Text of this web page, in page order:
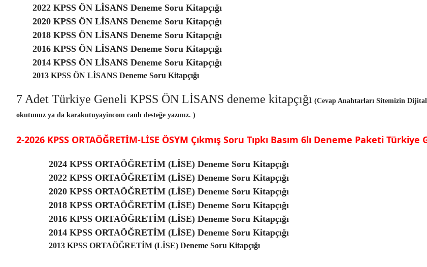
2022 KPSS ÖN LİSANS Deneme Soru Kitapçığı
2020 KPSS ÖN LİSANS Deneme Soru Kitapçığı
2018 KPSS ÖN LİSANS Deneme Soru Kitapçığı
2016 KPSS ÖN LİSANS Deneme Soru Kitapçığı
2014 KPSS ÖN LİSANS Deneme Soru Kitapçığı
2013 KPSS ÖN LİSANS Deneme Soru Kitapçığı
7 Adet Türkiye Geneli KPSS ÖN LİSANS deneme kitapçığı (Cevap Anahtarları Sitemizin
okutunuz ya da karakutuyayincom canlı desteğe yazınız. )
2-2026 KPSS ORTAÖĞRETİM-LİSE ÖSYM Çıkmış Soru Tıpkı Basım 6lı Deneme Paketi
2024 KPSS ORTAÖĞRETİM (LİSE) Deneme Soru Kitapçığı
2022 KPSS ORTAÖĞRETİM (LİSE) Deneme Soru Kitapçığı
2020 KPSS ORTAÖĞRETİM (LİSE) Deneme Soru Kitapçığı
2018 KPSS ORTAÖĞRETİM (LİSE) Deneme Soru Kitapçığı
2016 KPSS ORTAÖĞRETİM (LİSE) Deneme Soru Kitapçığı
2014 KPSS ORTAÖĞRETİM (LİSE) Deneme Soru Kitapçığı
2013 KPSS ORTAÖĞRETİM (LİSE) Deneme Soru Kitapçığı